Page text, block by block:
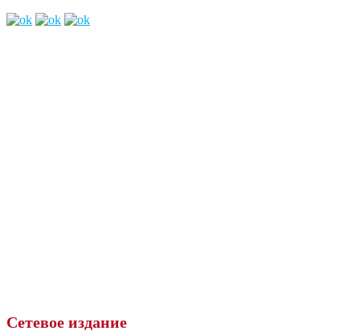
Сетевое издание